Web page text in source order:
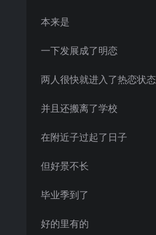
本来是
一下发展成了明恋
两人很快就进入了热恋状态
并且还搬离了学校
在附近子过起了日子
但好景不长
毕业季到了
好的里有的